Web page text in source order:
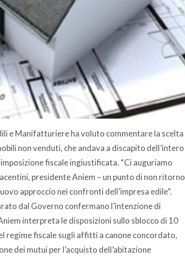
e Manifatturiere ha voluto commentare la scelta
non venduti, che andava a discapito dell’intero
fiscale ingiustificata. “Ci auguriamo
presidente Aniem – un punto di non ritorno
approccio nei confronti dell’impresa edile”.
dal Governo confermano l’intenzione di
interpreta le disposizioni sullo sblocco di 10
regime fiscale sugli affitti a canone concordato,
dei mutui per l’acquisto dell’abitazione